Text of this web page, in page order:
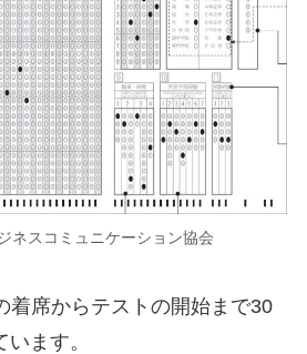
ネスコミュニケーション協会
着席からテストの開始まで30
ます。